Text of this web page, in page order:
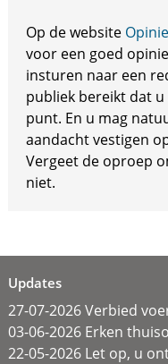
Op de website
voor een goed
insturen naar een
publiek bereikt dat
punt. En u mag
aandacht vestigen
Vergeet de oproep
niet.
Updates
27-07-2026 Verbied
03-06-2026 Erken
22-05-2026 Let op, u